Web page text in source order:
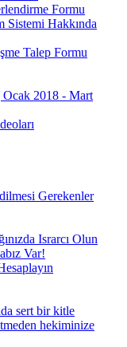
Formu
Sistemi Hakkında
Talep Formu
Ocak 2018 - Mart
Gerekenler
Israrcı Olun
Var!
sert bir kitle
hekiminize